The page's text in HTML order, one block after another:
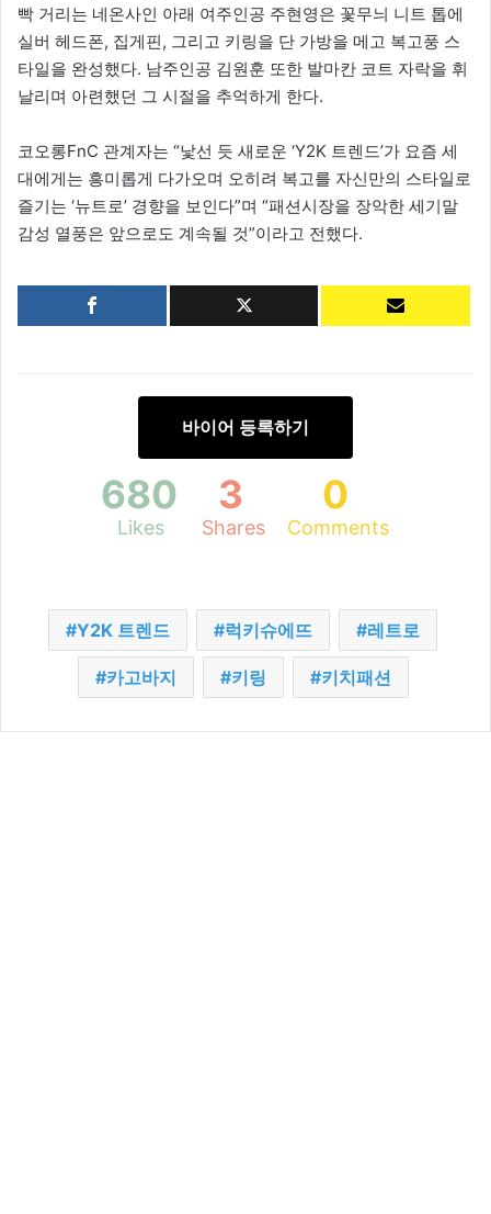
빡 거리는 네온사인 아래 여주인공 주현영은 꽃무늬 니트 톱에
실버 헤드폰, 집게핀, 그리고 키링을 단 가방을 메고 복고풍 스
타일을 완성했다. 남주인공 김원훈 또한 발마칸 코트 자락을 휘
날리며 아련했던 그 시절을 추억하게 한다.
코오롱FnC 관계자는 “낯선 듯 새로운 ‘Y2K 트렌드’가 요즘 세
대에게는 흥미롭게 다가오며 오히려 복고를 자신만의 스타일로
즐기는 ‘뉴트로’ 경향을 보인다”며 “패션시장을 장악한 세기말
감성 열풍은 앞으로도 계속될 것”이라고 전했다.
바이어 등록하기
680
Likes
3
Shares
0
Comments
Y2K 트렌드 럭키슈에뜨 레트로
카고바지 키링 키치패션